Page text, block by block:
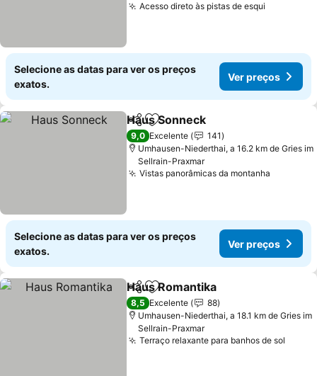
Acesso direto às pistas de esqui
Selecione as datas para ver os preços
exatos.
Ver preços
PartilharAdicionar aos favoritos
Haus Sonneck
9,0 Excelente
141
Umhausen-Niederthai, a 16.2 km de Gries im
Sellrain-Praxmar
Vistas panorâmicas da montanha
Selecione as datas para ver os preços
exatos.
Ver preços
PartilharAdicionar aos favoritos
Haus Romantika
8,5 Excelente
88
Umhausen-Niederthai, a 18.1 km de Gries im
Sellrain-Praxmar
Terraço relaxante para banhos de sol